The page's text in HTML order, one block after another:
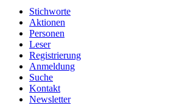
Stichworte
Aktionen
Personen
Leser
Registrierung
Anmeldung
Suche
Kontakt
Newsletter